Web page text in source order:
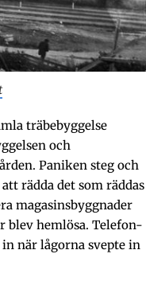
träbebyggelse
och
Paniken steg och
rädda det som räddas
magasinsbyggnader
blev hemlösa. Telefon-
när lågorna svepte in